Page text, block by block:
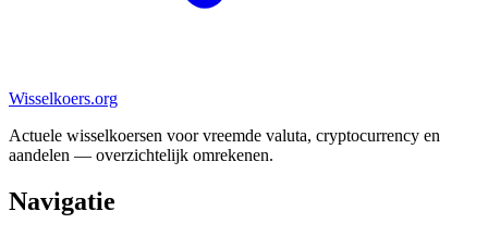
Wisselkoers.org
Actuele wisselkoersen voor vreemde valuta, cryptocurrency en
aandelen — overzichtelijk omrekenen.
Navigatie